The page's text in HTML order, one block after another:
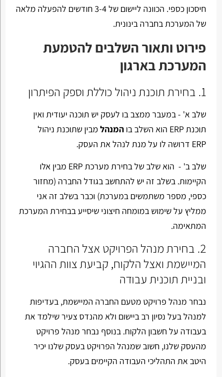
חיסכון כספי. הכוונה ליישום של 3-4 חודשים להפעלה מלאה
של המערכת בחברה בינונית.
פירוט ותאור השלבים להטמעת
המערכת בארגון
1. בחירת תוכנת ניהול כוללת וספק הפיתרון
שלב א' - במעבר ממצב בו לעסק יש תוכנה יעודית ואין
תוכנתERP הוא השלב בו המנהלמבין שתוכנת ניהול
ERP דרושה לו על מנת לנהל את העסק.
שלב ב' - הוא שלב של בחירת מערכת ERP מבין אלו
הקיימות. בשלב זה יש להתחשב בגודל החברה (מחזור
כספי, מספר משתמשים במערכת) וכבר בשלב זה אני
ממליץ על שימוש במומחה חיצוני שיסייע בבחירת המערכת
המתאימה.
2. בחירת מנהל הפרויקט אצל החברה
המיישמת ואצל הלקוח, קביעת צוות ההגיוי
ובניית תוכנית עבודה
נבחר מנהל פרויקט מטעם החברה המיישמת, בעדיפות
למנהל בעל נסיון רב ביישום ולא מהנדס צעיר שילמד את
בעבודה על חשבון הלקוח. בנוסף נבחר מנהל פרויקט
מהעסק שלנו, חשוב שמנהל הפרויקט בעסק שלנו יכיר
היטב את התהליכי העבודה הקיימים בעסק.